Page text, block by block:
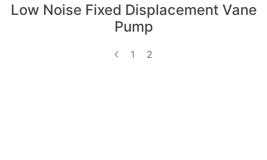
Low Noise Fixed Displacement Vane
Pump
1 2